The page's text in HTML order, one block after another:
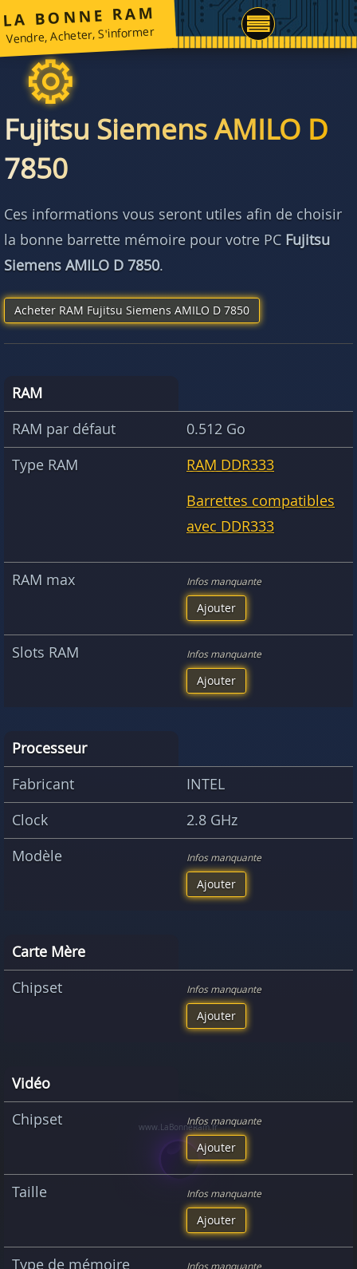
LA BONNE RAM
Vendre, Acheter, S'informer
Fujitsu Siemens AMILO D
7850
Ces informations vous seront utiles afin de choisir
la bonne barrette mémoire pour votre PC Fujitsu
Siemens AMILO D 7850.
Acheter RAM Fujitsu Siemens AMILO D 7850
RAM
RAM par défaut
0.512 Go
Type RAM
RAM DDR333
Barrettes compatibles
avec DDR333
RAM max Infos manquante
Ajouter
Slots RAM Infos manquante
Ajouter
Processeur
Fabricant
INTEL
Clock
2.8 GHz
Modèle
Infos manquante
Ajouter
Carte Mère
Chipset
Infos manquante
Ajouter
Vidéo
Chipset
Infos manquante
Ajouter
Taille Infos manquante
Ajouter
Type de mémoire Infos manquante